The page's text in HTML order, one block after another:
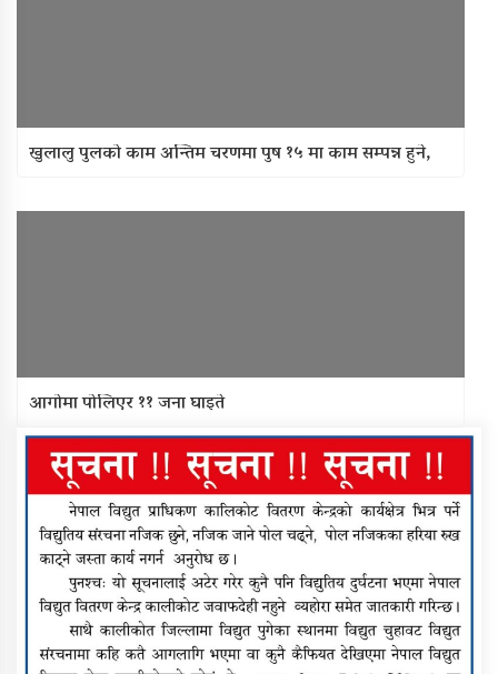
खुलालु पुलको काम अन्तिम चरणमा पुष १५ मा काम सम्पन्न हुने,
आगोमा पोलिएर ११ जना घाइते